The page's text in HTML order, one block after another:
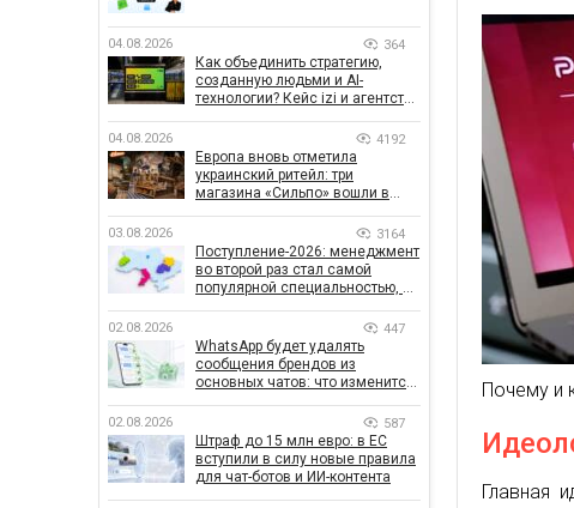
Почему и
Главная
04.08.2026 364
Как объединить стратегию,
созданную людьми и AI-
технологии? Кейс izi и агентства
04.08.2026 4192
Европа вновь отметила
украинский ритейл: три
магазина «Сильпо» вошли в
03.08.2026 3164
Поступление-2026: менеджмент
во второй раз стал самой
популярной специальностью, а
рекордным за последние 5 лет
02.08.2026 447
WhatsApp будет удалять
сообщения брендов из
основных чатов: что изменится
02.08.2026 587
Штраф до 15 млн евро: в ЕС
вступили в силу новые правила
для чат-ботов и ИИ-контента